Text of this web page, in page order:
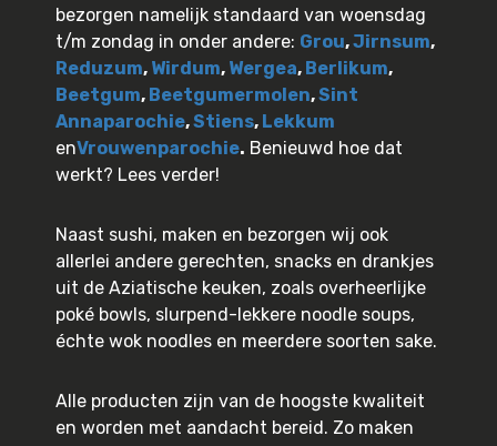
bezorgen namelijk standaard van woensdag
t/m zondag in onder andere: Grou,Jirnsum,
Reduzum, Wirdum, Wergea, Berlikum,
Beetgum, Beetgumermolen,Sint
Annaparochie,Stiens, Lekkum
enVrouwenparochie. Benieuwd hoe dat
werkt? Lees verder!
Naast sushi, maken en bezorgen wij ook
allerlei andere gerechten, snacks en drankjes
uit de Aziatische keuken, zoals overheerlijke
poké bowls, slurpend-lekkere noodle soups,
échte wok noodles en meerdere soorten sake.
Alle producten zijn van de hoogste kwaliteit
en worden met aandacht bereid. Zo maken